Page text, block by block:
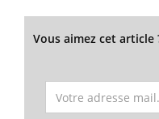
Vous aimez cet article